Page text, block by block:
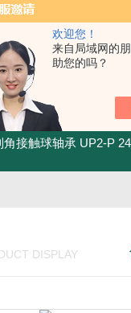
欢迎您！
来自局域网的
助您的吗？
角接触球轴承 UP2-P
DISPLAY